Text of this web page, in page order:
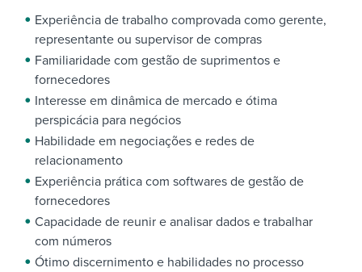
Experiência de trabalho comprovada como gerente,
representante ou supervisor de compras
Familiaridade com gestão de suprimentos e
fornecedores
Interesse em dinâmica de mercado e ótima
perspicácia para negócios
Habilidade em negociações e redes de
relacionamento
Experiência prática com softwares de gestão de
fornecedores
Capacidade de reunir e analisar dados e trabalhar
com números
Ótimo discernimento e habilidades no processo